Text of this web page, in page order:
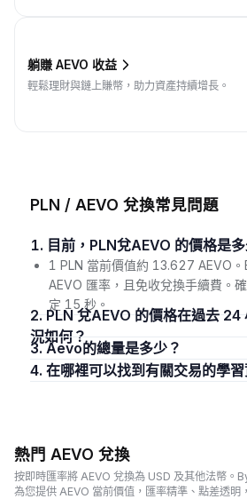
躺賺 AEVO 收益
輕鬆理財與鏈上賺幣，助力資產持續增長。
PLN / AEVO 兌換常見問題
1. 目前，PLN兌AEVO 的價格是
1 PLN 當前價值約 13.627 AEVO
AEVO 匯率，且免收兌換手續費。
定 15 秒。
2. PLN 兌AEVO 的價格在過去 24 小時內的波動情
況如何？
3. Aevo的總量是多少？
4. 在哪裡可以找到有關交易的學
熱門 AEVO 兌換
按即時匯率將 AEVO 兌換為 USD 及其他法幣。
為您提供 AEVO 當前價值，匯率精準、點差透明